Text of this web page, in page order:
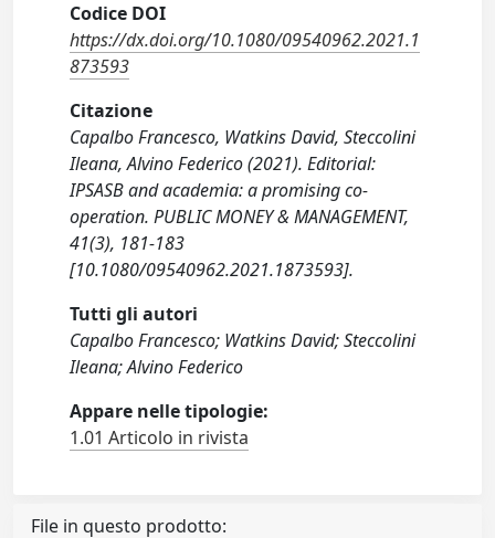
Codice DOI
https://dx.doi.org/10.1080/09540962.2021.1
873593
Citazione
Capalbo Francesco, Watkins David, Steccolini
Ileana, Alvino Federico (2021). Editorial:
IPSASB and academia: a promising co-
operation. PUBLIC MONEY & MANAGEMENT,
41(3), 181-183
[10.1080/09540962.2021.1873593].
Tutti gli autori
Capalbo Francesco; Watkins David; Steccolini
Ileana; Alvino Federico
Appare nelle tipologie:
1.01 Articolo in rivista
File in questo prodotto: